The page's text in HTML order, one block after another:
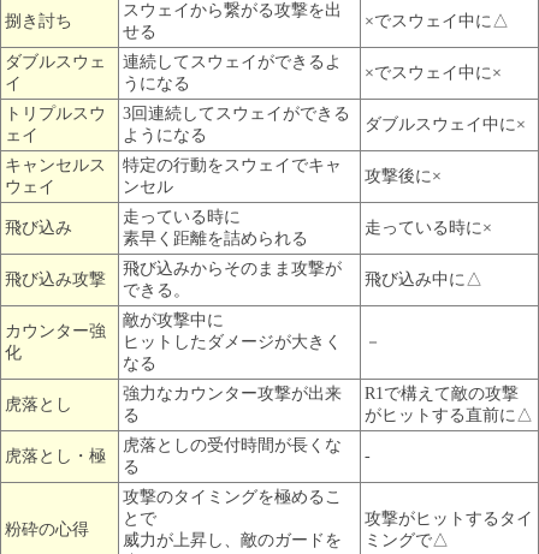
捌き討ち
スウェイから繋がる攻撃を出
せる
×でスウェイ中に△
ダブルスウェ
イ
連続してスウェイができるよ
うになる
×でスウェイ中に×
トリプルスウ
ェイ
3回連続してスウェイができる
ようになる
ダブルスウェイ中に×
キャンセルス
ウェイ
特定の行動をスウェイでキャ
ンセル
攻撃後に×
飛び込み
走っている時に
素早く距離を詰められる
走っている時に×
飛び込み攻撃
飛び込みからそのまま攻撃が
できる。
飛び込み中に△
カウンター強
化
敵が攻撃中に
ヒットしたダメージが大きく
なる
－
虎落とし
強力なカウンター攻撃が出来
る
R1で構えて敵の攻撃
がヒットする直前に△
虎落とし・極
虎落としの受付時間が長くな
る
-
粉砕の心得
攻撃のタイミングを極めるこ
とで
威力が上昇し、敵のガードを
攻撃がヒットするタイ
ミングで△